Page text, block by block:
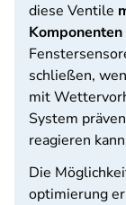
diese Ventile
schließen,
mit
System
reagieren
Die
optimierung